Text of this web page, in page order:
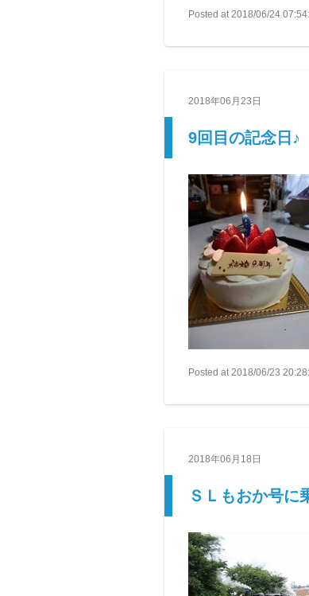
Posted at 2018/06/24
2018年06月23日
9回目の記念日♪
Posted at 2018/06/23
2018年06月18日
ＳＬもおか号に